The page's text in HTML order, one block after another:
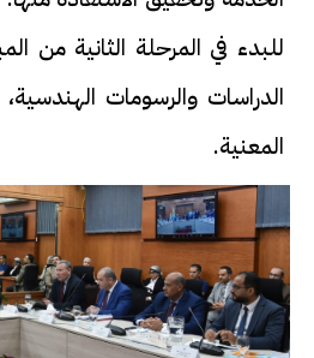
للبدء في المرحلة الثانية من
الدراسات والرسومات
المعنية.